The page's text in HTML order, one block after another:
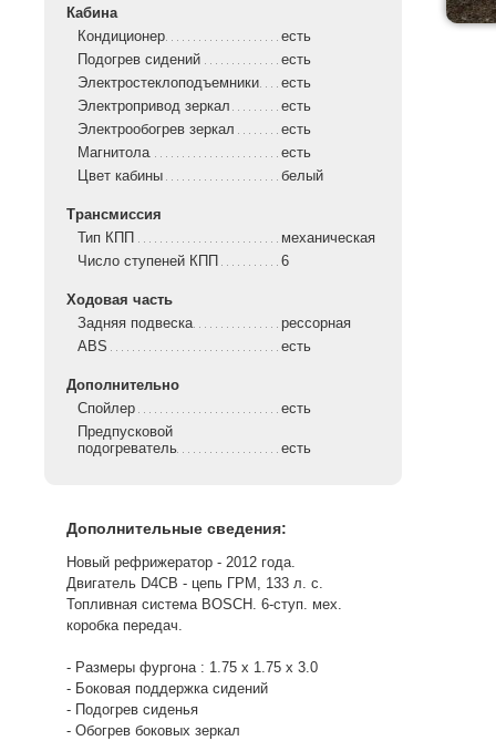
Кабина
Кондиционер
есть
Подогрев сидений
есть
Электростеклоподъемники
есть
Электропривод зеркал
есть
Электрообогрев зеркал
есть
Магнитола
есть
Цвет кабины
белый
Трансмиссия
Тип КПП
механическая
Число ступеней КПП
6
Ходовая часть
Задняя подвеска
рессорная
ABS
есть
Дополнительно
Спойлер
есть
Предпусковой
подогреватель
есть
Дополнительные сведения:
Новый рефрижератор - 2012 года.
Двигатель D4CB - цепь ГРМ, 133 л. с.
Топливная система BOSCH. 6-ступ. мех.
коробка передач.
- Размеры фургона : 1.75 х 1.75 х 3.0
- Боковая поддержка сидений
- Подогрев сиденья
- Обогрев боковых зеркал